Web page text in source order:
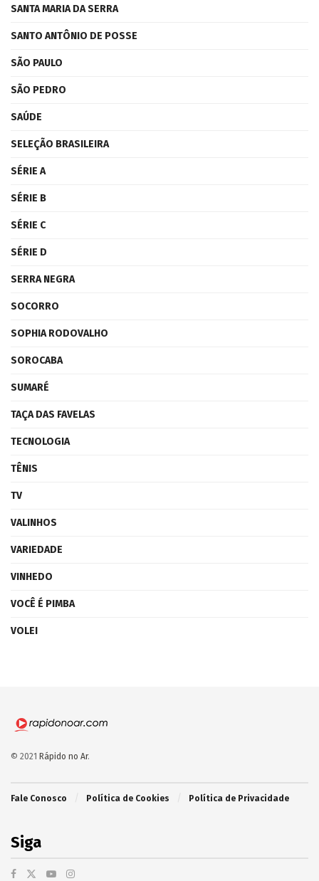
SANTA MARIA DA SERRA
SANTO ANTÔNIO DE POSSE
SÃO PAULO
SÃO PEDRO
SAÚDE
SELEÇÃO BRASILEIRA
SÉRIE A
SÉRIE B
SÉRIE C
SÉRIE D
SERRA NEGRA
SOCORRO
SOPHIA RODOVALHO
SOROCABA
SUMARÉ
TAÇA DAS FAVELAS
TECNOLOGIA
TÊNIS
TV
VALINHOS
VARIEDADE
VINHEDO
VOCÊ É PIMBA
VOLEI
© 2021 Rápido no Ar.
Fale Conosco Política de Cookies Política de Privacidade
Siga